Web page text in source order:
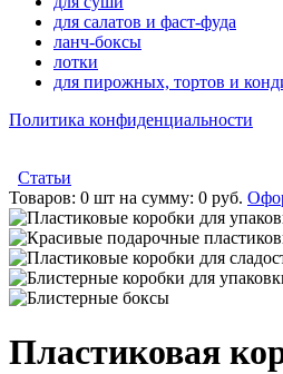
для салатов и фаст-фуда
ланч-боксы
лотки
для пирожных, тортов и
Политика конфиденциальности
Статьи
Товаров: 0 шт на сумму: 0 руб.
Пластиковая